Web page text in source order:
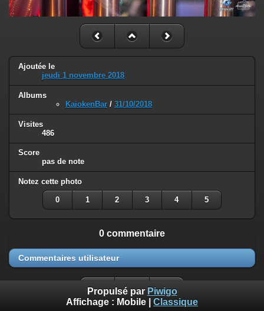
Ajoutée le
jeudi 1 novembre 2018
Albums
KaiokenBar / 31/10/2018
Visites
486
Score
pas de note
Notez cette photo
0 1 2 3 4 5
0 commentaire
Commentaires utilisateur
Propulsé par Piwigo
Affichage : Mobile Classique